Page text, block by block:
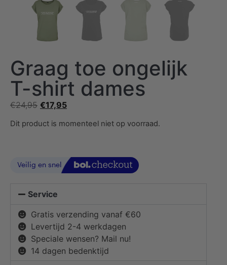
Graag toe ongelijk
T-shirt dames
€24,95 €17,95
Dit product is momenteel niet op voorraad.
Service
Gratis verzending vanaf €60
Levertijd 2-4 werkdagen
Speciale wensen? Mail nu!
14 dagen bedenktijd